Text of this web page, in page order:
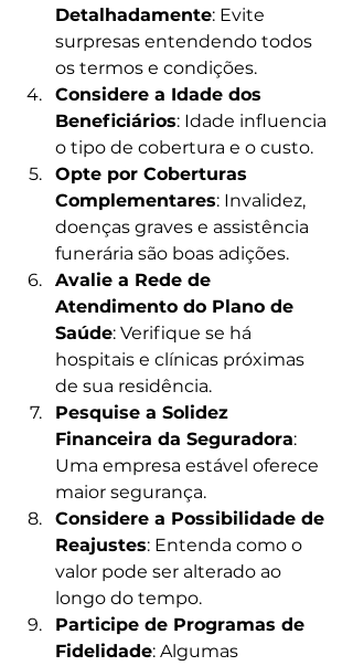
Detalhadamente: Evite
surpresas entendendo todos
os termos e condições.
Considere a Idade dos
Beneficiários: Idade influencia
o tipo de cobertura e o custo.
Opte por Coberturas
Complementares: Invalidez,
doenças graves e assistência
funerária são boas adições.
Avalie a Rede de
Atendimento do Plano de
Saúde: Verifique se há
hospitais e clínicas próximas
de sua residência.
Pesquise a Solidez
Financeira da Seguradora:
Uma empresa estável oferece
maior segurança.
Considere a Possibilidade de
Reajustes: Entenda como o
valor pode ser alterado ao
longo do tempo.
Participe de Programas de
Fidelidade: Algumas